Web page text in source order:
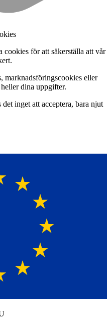
för att säkerställa att vår
marknadsföringscookies eller
dina uppgifter.
inget att acceptera, bara njut